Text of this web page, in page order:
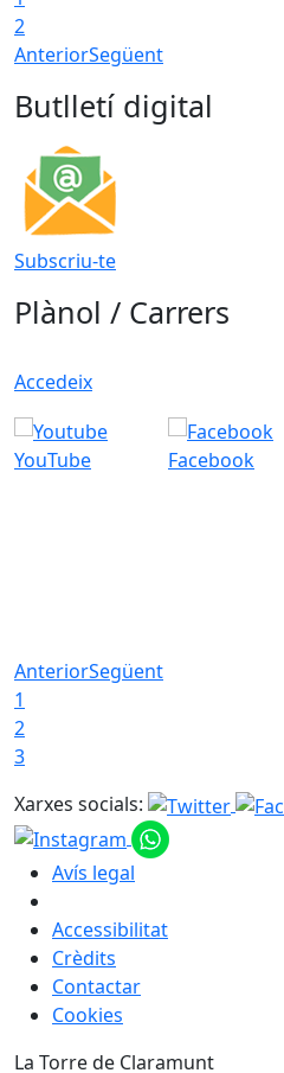
2
AnteriorSegüent
Butlletí digital
Subscriu-te
Plànol / Carrers
Accedeix
YouTube Facebook
AnteriorSegüent
1
2
3
Xarxes socials:
Avís legal
Accessibilitat
Crèdits
Contactar
Cookies
La Torre de Claramunt